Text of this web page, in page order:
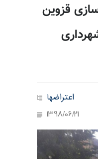
قزوین
اعتراضها
1398/06/21